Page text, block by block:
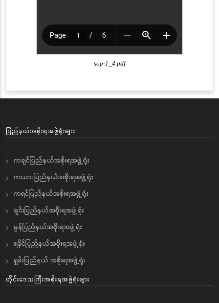
sop-1_4.pdf
ပြည်နယ်အစိုးရအဖွဲ့ရုံးများ
ကချင်ပြည်နယ်အစိုးရအဖွဲ့ရုံး
ကယားပြည်နယ်အစိုးရအဖွဲ့ရုံး
ကရင်ပြည်နယ်အစိုးရအဖွဲ့ရုံး
ချင်းပြည်နယ်အစိုးရအဖွဲ့ရုံး
မွန်ပြည်နယ်အစိုးရအဖွဲ့ရုံး
ရခိုင်ပြည်နယ်အစိုးရအဖွဲ့ရုံး
ရှမ်းပြည်နယ် အစိုးရအဖွဲ့ရုံး
တိုင်းဒေသကြီးအစိုးရအဖွဲ့ရုံးများ